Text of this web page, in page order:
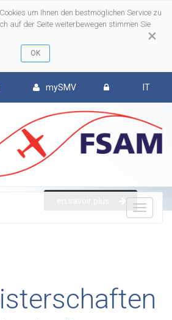
×
um Ihnen den bestmöglichen Service zu
auf der Seite weiterbewegen stimmen Sie
mySMV IT